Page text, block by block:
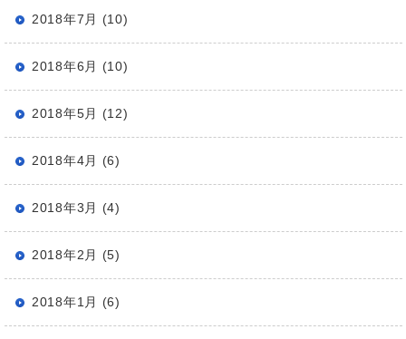
2018年7月 (10)
2018年6月 (10)
2018年5月 (12)
2018年4月 (6)
2018年3月 (4)
2018年2月 (5)
2018年1月 (6)